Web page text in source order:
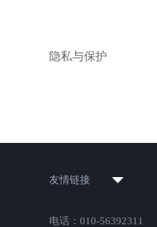
隐私与保护
友情链接
电话：010-56392311